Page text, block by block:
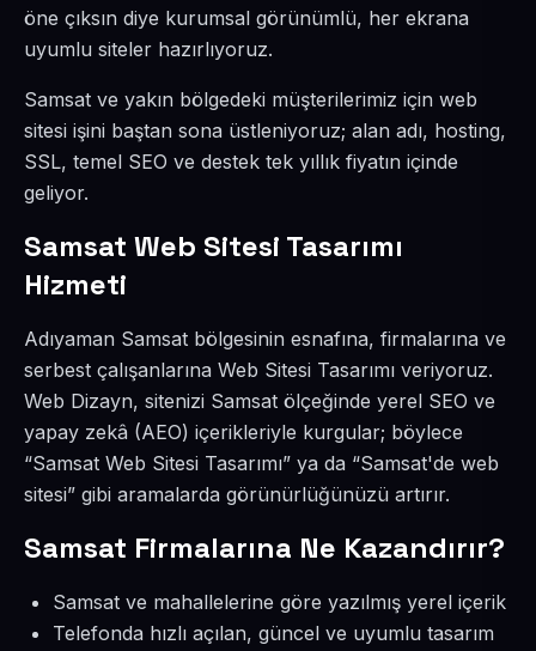
öne çıksın diye kurumsal görünümlü, her ekrana
uyumlu siteler hazırlıyoruz.
Samsat ve yakın bölgedeki müşterilerimiz için web
sitesi işini baştan sona üstleniyoruz; alan adı, hosting,
SSL, temel SEO ve destek tek yıllık fiyatın içinde
geliyor.
Samsat Web Sitesi Tasarımı
Hizmeti
Adıyaman Samsat bölgesinin esnafına, firmalarına ve
serbest çalışanlarına Web Sitesi Tasarımı veriyoruz.
Web Dizayn, sitenizi Samsat ölçeğinde yerel SEO ve
yapay zekâ (AEO) içerikleriyle kurgular; böylece
“Samsat Web Sitesi Tasarımı” ya da “Samsat'de web
sitesi” gibi aramalarda görünürlüğünüzü artırır.
Samsat Firmalarına Ne Kazandırır?
Samsat ve mahallelerine göre yazılmış yerel içerik
Telefonda hızlı açılan, güncel ve uyumlu tasarım